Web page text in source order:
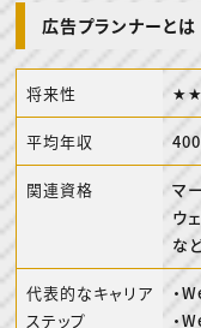
マーケティング
ディレクション
業界解説・キャリ
お役立ち基礎知識
アプリクリエイター
ゲームクリエイター
映像クリエイター
マーケッター
クリエイターインタ
C＆R Magazine
ニュース・トレンド
ニュース・トレンド
Web
映像
ゲーム・エンタメ
広告
出版
CREATIVE
プロフェ
広告プランナーとは
将来性
平均年収
関連資格
マ
ウ
な
代表的なキャリア
ステップ
・
・